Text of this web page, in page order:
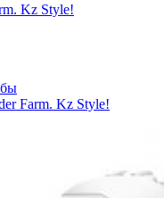
Kz Style!
Farm. Kz Style!